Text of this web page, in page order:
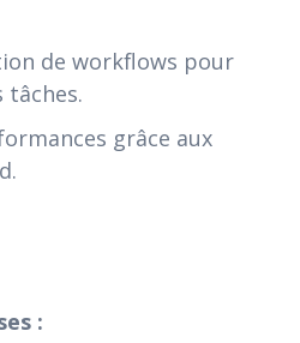
de workflows pour
tâches.
grâce aux
: